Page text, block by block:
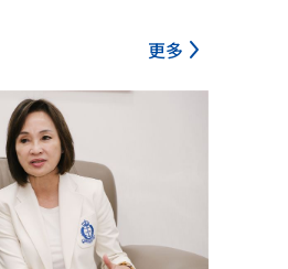
更多